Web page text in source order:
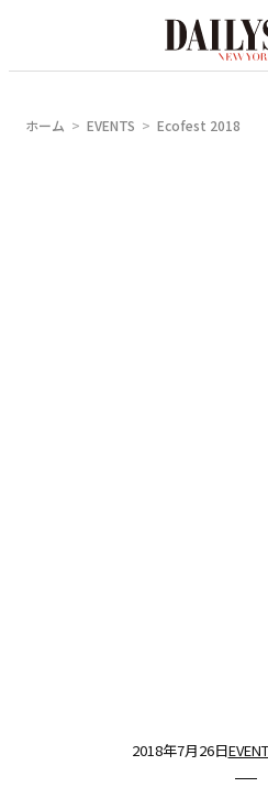
ホーム EVENTS Ecofest 2018
2018年7月26日